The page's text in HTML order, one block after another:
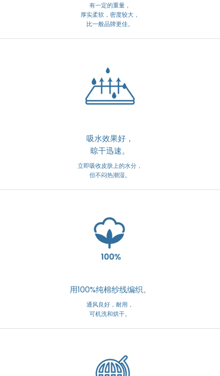
有一定的重量，
厚实柔软，密度较大，
比一般品牌更佳。
吸水效果好，
晾干迅速。
立即吸收皮肤上的水分，
但不闷热潮湿。
用100%纯棉纱线编织。
通风良好，耐用，
可机洗和烘干。